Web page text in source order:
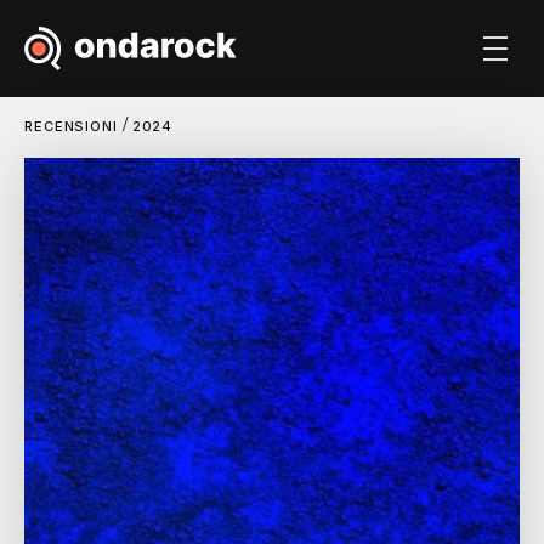
RECENSIONI / 2024